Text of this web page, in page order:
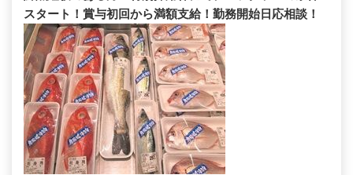
スタート！賞与初回から満額支給！勤務開始日応相談！